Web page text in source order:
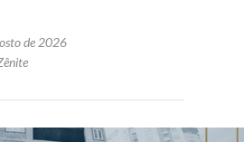
de 2026